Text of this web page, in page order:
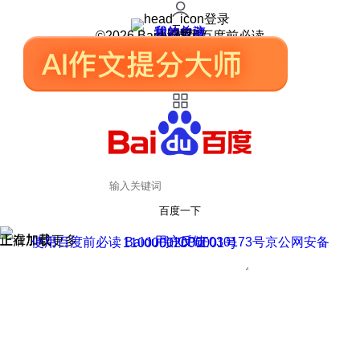
登录
我的关注
我的收藏
皮肤中心
用户反馈
设置
©2026 Baidu 使用百度前必读
百度一下
正在加载
上滑加载更多 用户反馈
使用百度前必读 Baidu 京ICP证030173号
京公网安备11000002000001号